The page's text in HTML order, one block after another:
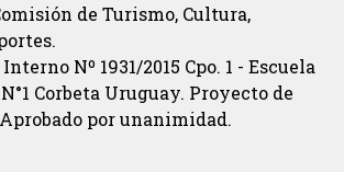
de Turismo, Cultura,
Nº 1931/2015 Cpo. 1 - Escuela
Corbeta Uruguay. Proyecto de
por unanimidad.